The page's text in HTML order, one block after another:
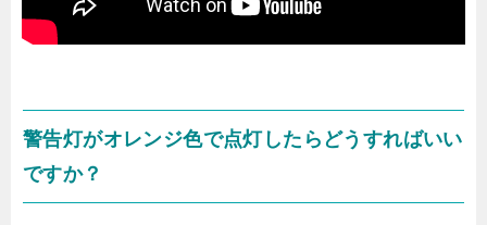
警告灯がオレンジ色で点灯したらどうすればいい
ですか？